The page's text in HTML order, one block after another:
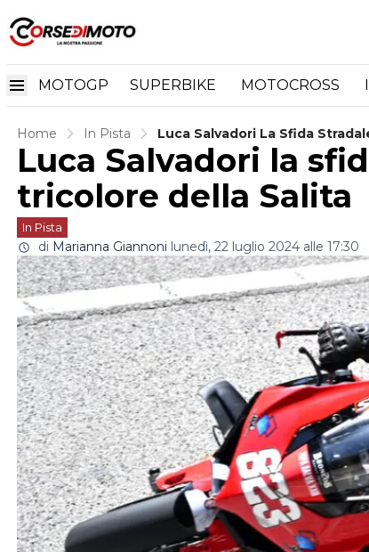
MOTOGP SUPERBIKE MOTOCROSS
Home In Pista Luca Salvadori La Sfida
Luca Salvadori la
tricolore della Salita
In Pista
di Marianna Giannoni lunedì, 22 luglio 2024 alle 17:30